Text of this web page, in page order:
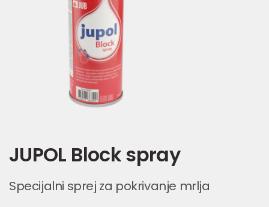
JUPOL Block spray
Specijalni sprej za pokrivanje mrlja